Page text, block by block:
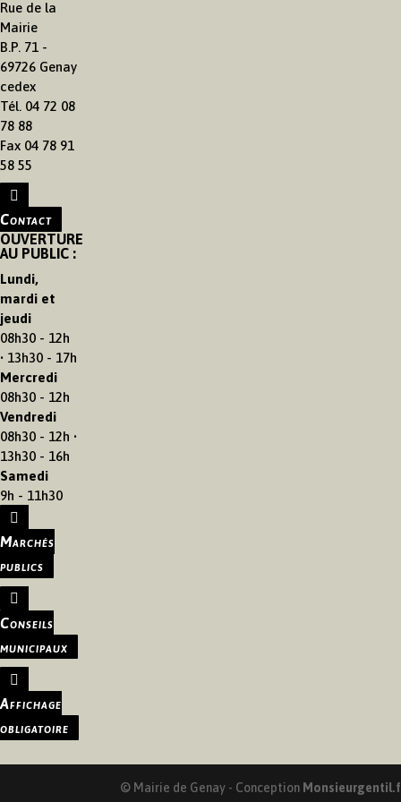
Rue de la
Mairie
B.P. 71 -
69726 Genay
cedex
Tél. 04 72 08
78 88
Fax 04 78 91
58 55
Contact
OUVERTURE
AU PUBLIC :
Lundi,
mardi et
jeudi
08h30 - 12h
• 13h30 - 17h
Mercredi
08h30 - 12h
Vendredi
08h30 - 12h •
13h30 - 16h
Samedi
9h - 11h30
Marchés
publics
Conseils
municipaux
Affichage
obligatoire
© Mairie de Genay - Conception